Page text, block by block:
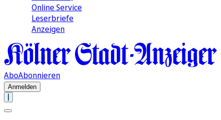
Online Service
Leserbriefe
Anzeigen
AboAbonnieren
Anmelden